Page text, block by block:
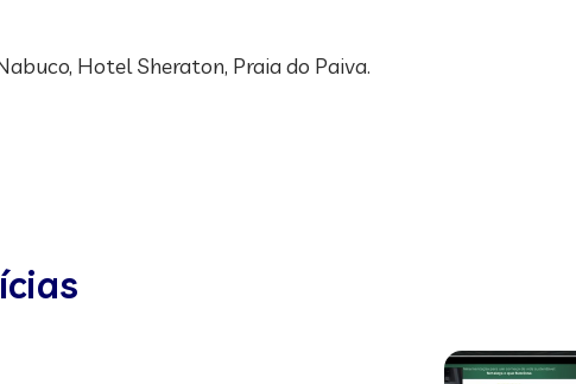
Hotel Sheraton, Praia do Paiva.